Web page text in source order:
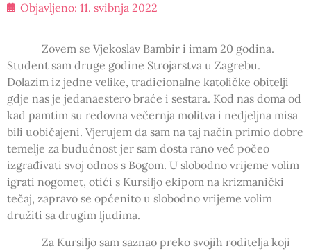
Objavljeno: 11. svibnja 2022
Zovem se Vjekoslav Bambir i imam 20 godina.
Student sam druge godine Strojarstva u Zagrebu.
Dolazim iz jedne velike, tradicionalne katoličke obitelji
gdje nas je jedanaestero braće i sestara. Kod nas doma od
kad pamtim su redovna večernja molitva i nedjeljna misa
bili uobičajeni. Vjerujem da sam na taj način primio dobre
temelje za budućnost jer sam dosta rano već počeo
izgrađivati svoj odnos s Bogom. U slobodno vrijeme volim
igrati nogomet, otići s Kursiljo ekipom na krizmanički
tečaj, zapravo se općenito u slobodno vrijeme volim
družiti sa drugim ljudima.
Za Kursiljo sam saznao preko svojih roditelja koji